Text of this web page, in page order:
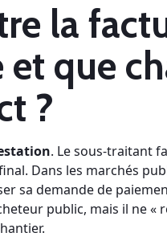
la
que
?
. Le sous-traitant
Dans les marchés
sa demande de
public, mais il ne «